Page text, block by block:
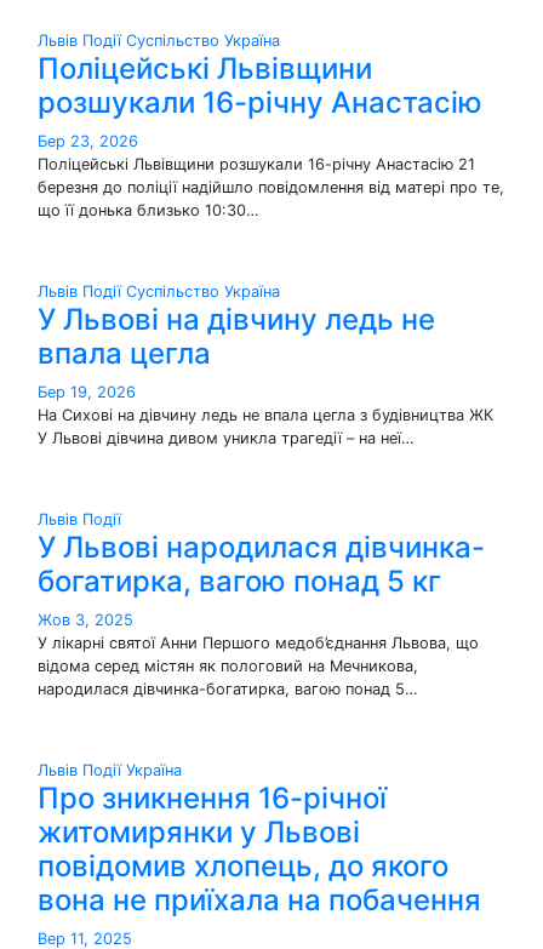
Львів Події Суспільство Україна
Поліцейські Львівщини
розшукали 16-річну Анастасію
Бер 23, 2026
Поліцейські Львівщини розшукали 16-річну Анастасію 21
березня до поліції надійшло повідомлення від матері про те,
що її донька близько 10:30…
Львів Події Суспільство Україна
У Львові на дівчину ледь не
впала цегла
Бер 19, 2026
На Сихові на дівчину ледь не впала цегла з будівництва ЖК
У Львові дівчина дивом уникла трагедії – на неї…
Львів Події
У Львові народилася дівчинка-
богатирка, вагою понад 5 кг
Жов 3, 2025
У лікарні святої Анни Першого медоб’єднання Львова, що
відома серед містян як пологовий на Мечникова,
народилася дівчинка-богатирка, вагою понад 5…
Львів Події Україна
Про зникнення 16-річної
житомирянки у Львові
повідомив хлопець, до якого
вона не приїхала на побачення
Вер 11, 2025